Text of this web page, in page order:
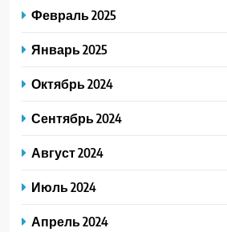
Февраль 2025
Январь 2025
Октябрь 2024
Сентябрь 2024
Август 2024
Июль 2024
Апрель 2024